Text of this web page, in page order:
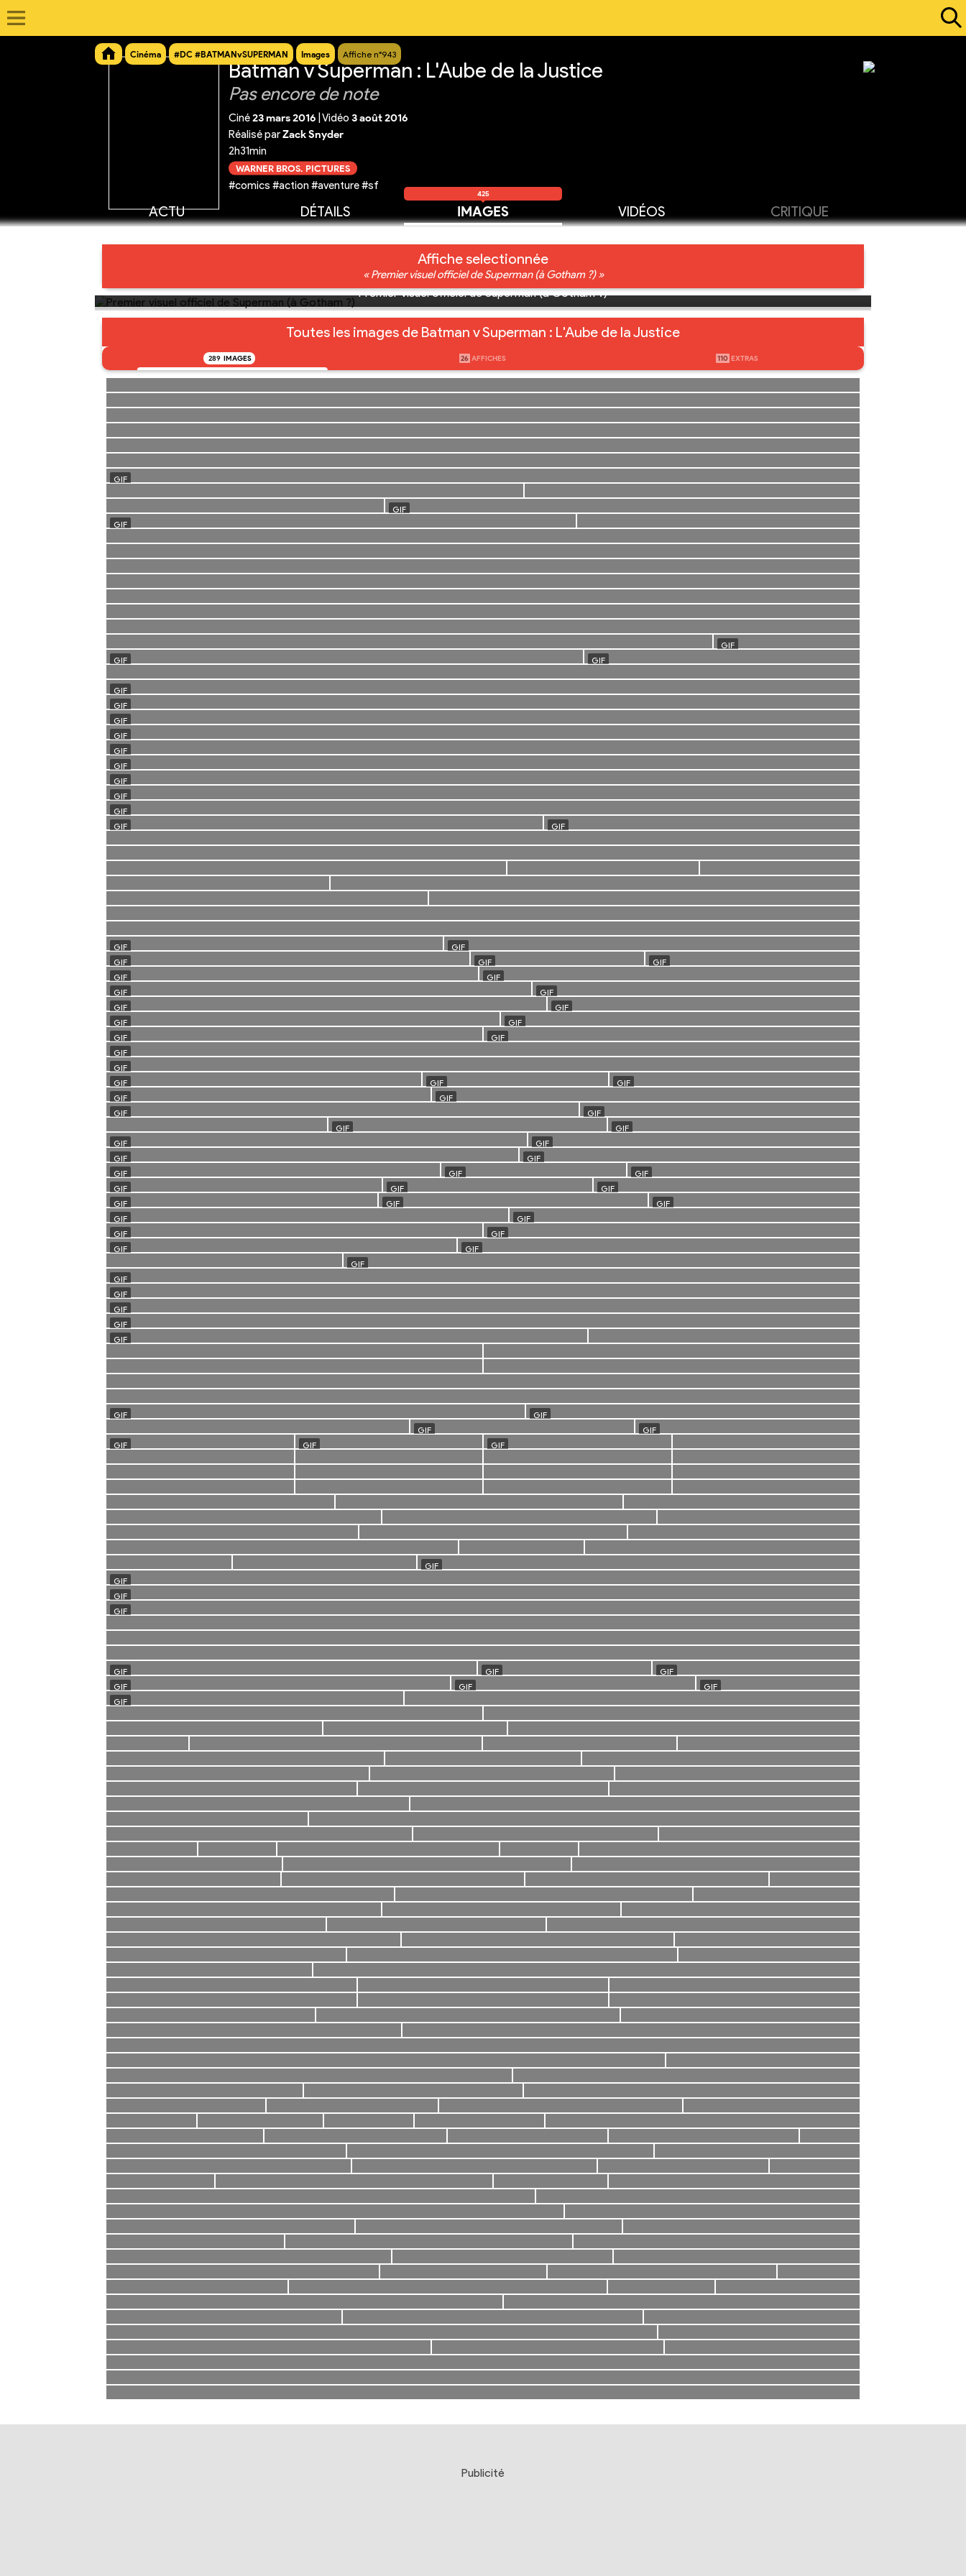
Cinéma #DC #BATMANvSUPERMAN Images Affiche n°943
Batman v Superman : L'Aube de la Justice
Pas encore de note
Ciné23 mars 2016 Vidéo 3 août 2016
Réalisé parZack Snyder
2h31min
WARNER BROS. PICTURES
#comics #action #aventure #sf
ACTU DÉTAILS IMAGES
425
VIDÉOS CRITIQUE
Affiche selectionnée
« Premier visuel officiel de Superman (à Gotham ?) »
Premier visuel officiel de Superman (à Gotham ?)
Toutes les images de Batman v Superman : L'Aube de la Justice
289 IMAGES 26 AFFICHES 110 EXTRAS
Publicité